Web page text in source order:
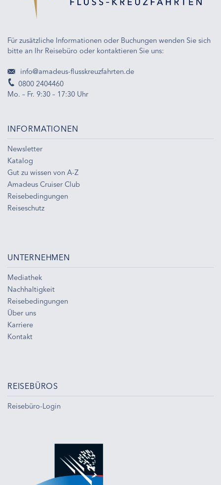
Für zusätzliche Informationen oder Buchungen wenden Sie sich
bitte an Ihr Reisebüro oder kontaktieren Sie uns:
info@amadeus-flusskreuzfahrten.de
0800 2404460
Mo. – Fr. 9:30 – 17:30 Uhr
INFORMATIONEN
Newsletter
Katalog
Gut zu wissen von A-Z
Amadeus Cruiser Club
Reisebedingungen
Reiseschutz
UNTERNEHMEN
Mediathek
Nachhaltigkeit
Reisebedingungen
Über uns
Karriere
Kontakt
REISEBÜROS
Reisebüro-Login